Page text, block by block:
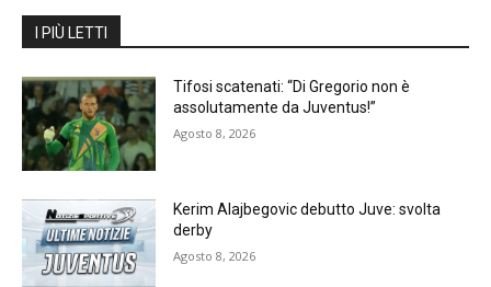
I PIÙ LETTI
Tifosi scatenati: “Di Gregorio non è
assolutamente da Juventus!”
Agosto 8, 2026
Kerim Alajbegovic debutto Juve: svolta
derby
Agosto 8, 2026